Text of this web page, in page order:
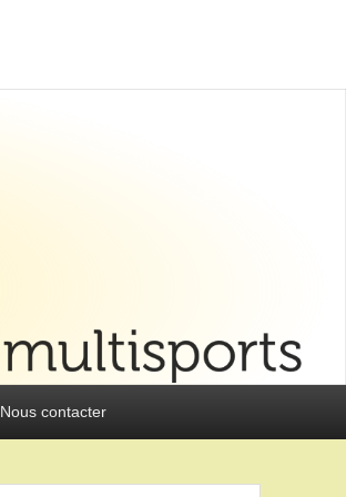
Nous contacter